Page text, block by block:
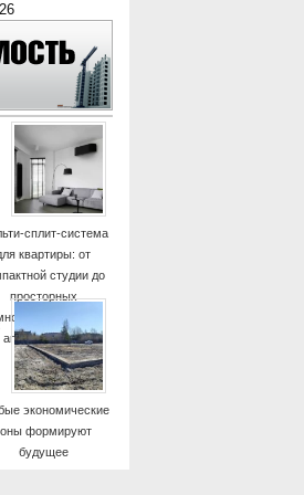
сплит-система
квартиры: от
студии до
просторных
апартаментов
экономические
формируют
будущее